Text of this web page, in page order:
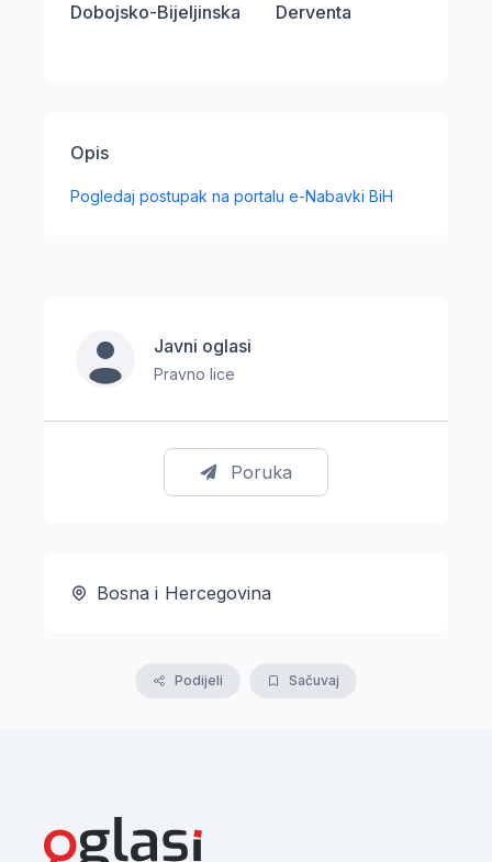
Dobojsko-Bijeljinska
Derventa
Opis
Pogledaj postupak na portalu e-Nabavki BiH
Javni oglasi
Pravno lice
Poruka
Bosna i Hercegovina
Podijeli Sačuvaj